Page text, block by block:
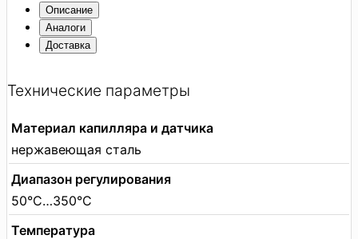
Описание
Аналоги
Доставка
Технические параметры
Материал капилляра и датчика
нержавеющая сталь
Диапазон регулирования
50°C…350°C
Температура